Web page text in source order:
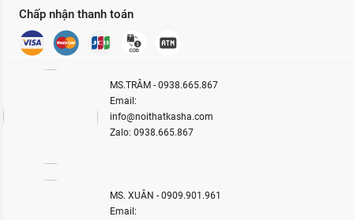
Chấp nhận thanh toán
MS.TRÂM - 0938.665.867
Email:
info@noithatkasha.com
Zalo: 0938.665.867
MS. XUÂN - 0909.901.961
Email: